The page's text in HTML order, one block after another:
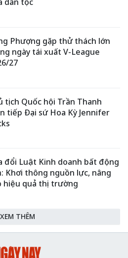
Phượng gặp thử thách lớn
ngày tái xuất V-League
27
tịch Quốc hội Trần Thanh
tiếp Đại sứ Hoa Kỳ Jennifer
đổi Luật Kinh doanh bất động
Khơi thông nguồn lực, nâng
hiệu quả thị trường
XEM THÊM